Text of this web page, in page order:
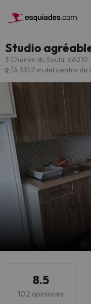
Studio
3 Chemin du Soula,
A 331.7 m del centro de
8.5
102 opiniones